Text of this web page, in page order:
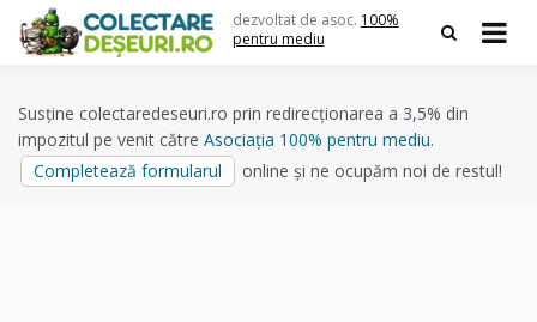
content
dezvoltat de asoc. 100%
pentru mediu
Susține colectaredeseuri.ro prin redirecționarea a 3,5% din
impozitul pe venit către Asociația 100% pentru mediu.
Completează formularul
online și ne ocupăm noi de restul!